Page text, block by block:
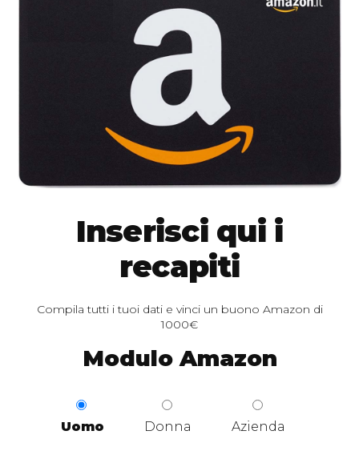
Inserisci qui i
recapiti
Compila tutti i tuoi dati e vinci un buono Amazon di
1000€
Modulo Amazon
Uomo Donna Azienda